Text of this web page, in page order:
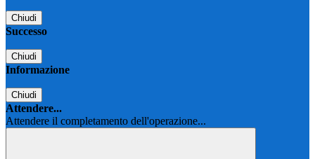
Chiudi
Successo
Chiudi
Informazione
Chiudi
Attendere...
Attendere il completamento dell'operazione...